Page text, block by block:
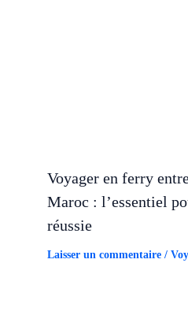
Voyager en ferry
Maroc : l’essentiel
réussie
Laisser un commentaire /